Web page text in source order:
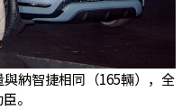
納智捷相同（165輛），全
。